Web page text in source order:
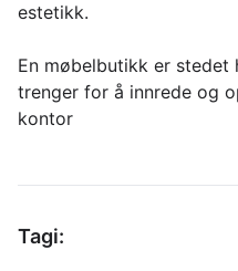
estetikk.
En møbelbutikk er stedet
trenger for å innrede og
kontor
Tagi: